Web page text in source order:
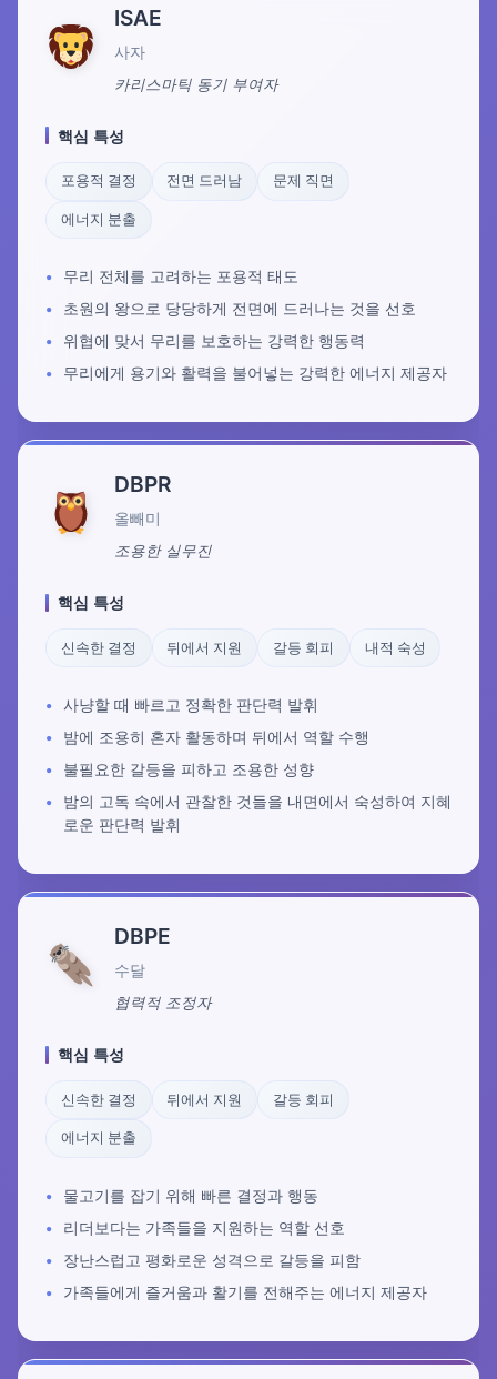
ISAE
사자
카리스마틱 동기 부여자
핵심 특성
포용적 결정 전면 드러남 문제 직면
에너지 분출
무리 전체를 고려하는 포용적 태도
초원의 왕으로 당당하게 전면에 드러나는 것을 선호
위협에 맞서 무리를 보호하는 강력한 행동력
무리에게 용기와 활력을 불어넣는 강력한 에너지 제공자
DBPR
올빼미
조용한 실무진
핵심 특성
신속한 결정 뒤에서 지원 갈등 회피 내적 숙성
사냥할 때 빠르고 정확한 판단력 발휘
밤에 조용히 혼자 활동하며 뒤에서 역할 수행
불필요한 갈등을 피하고 조용한 성향
밤의 고독 속에서 관찰한 것들을 내면에서 숙성하여 지혜
로운 판단력 발휘
DBPE
수달
협력적 조정자
핵심 특성
신속한 결정 뒤에서 지원 갈등 회피
에너지 분출
물고기를 잡기 위해 빠른 결정과 행동
리더보다는 가족들을 지원하는 역할 선호
장난스럽고 평화로운 성격으로 갈등을 피함
가족들에게 즐거움과 활기를 전해주는 에너지 제공자